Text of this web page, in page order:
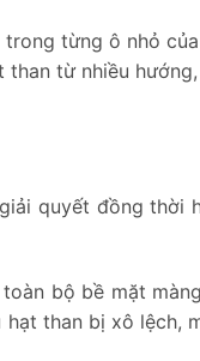
từng ô nhỏ
từ nhiều
quyết đồng
bộ bề mặt
than bị xô lệch,